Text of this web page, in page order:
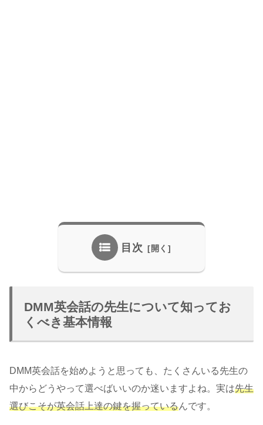
目次
DMM英会話の先生について知ってお
くべき基本情報
DMM英会話を始めようと思っても、たくさんいる先生の
中からどうやって選べばいいのか迷いますよね。実は先生
選びこそが英会話上達の鍵を握っているんです。